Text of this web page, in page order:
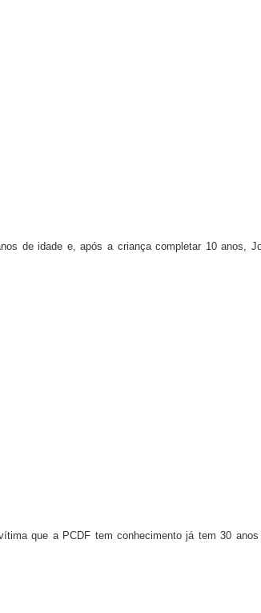
de idade e, após a criança completar 10 anos,
que a PCDF tem conhecimento já tem 30 anos